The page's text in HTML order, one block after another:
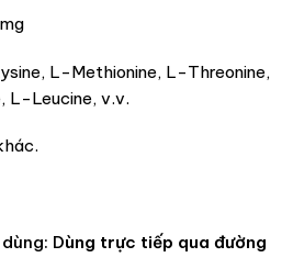
L-Methionine, L-Threonine,
L-Leucine, v.v.
Dùng trực tiếp qua đường